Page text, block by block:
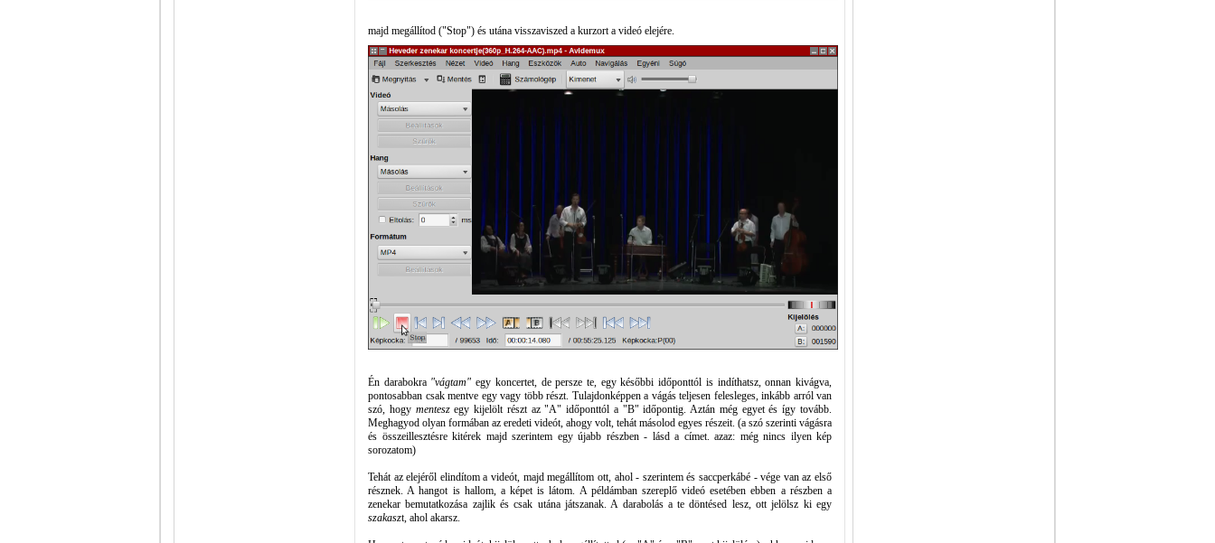
majd megállítod ("Stop") és utána visszaviszed a kurzort a videó elejére.
Én darabokra "vágtam" egy koncertet, de persze te, egy későbbi időponttól is indíthatsz, onnan kivágva,
pontosabban csak mentve egy vagy több részt. Tulajdonképpen a vágás teljesen felesleges, inkább arról van
szó, hogy menteszegy kijelölt részt az "A" időponttól a "B" időpontig. Aztán még egyet és így tovább.
Meghagyod olyan formában az eredeti videót, ahogy volt, tehát másolod egyes részeit. (a szó szerinti vágásra
és összeillesztésre kitérek majd szerintem egy újabb részben - lásd a címet. azaz: még nincs ilyen kép
sorozatom)
Tehát az elejéről elindítom a videót, majd megállítom ott, ahol - szerintem és saccperkábé - vége van az első
résznek. A hangot is hallom, a képet is látom. A példámban szereplő videó esetében ebben a részben a
zenekar bemutatkozása zajlik és csak utána játszanak. A darabolás a te döntésed lesz, ott jelölsz ki egy
szakaszt, ahol akarsz.